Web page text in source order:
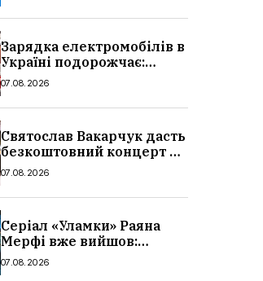
суми, розмір
Зарядка електромобілів в
Україні подорожчає:
причина і нові ціни з
07.08.2026
Святослав Вакарчук дасть
безкоштовний концерт у
Львові: дата і місце
07.08.2026
Серіал «Уламки» Раяна
Мерфі вже вийшов:
сюжет, актори та всі
07.08.2026